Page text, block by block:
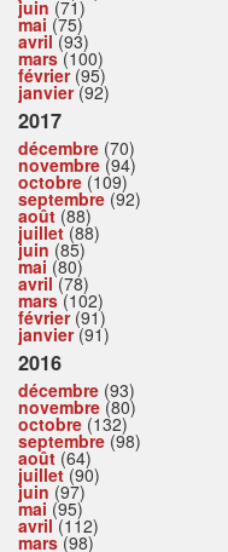
juin (71)
mai (75)
avril(93)
mars(100)
février(95)
janvier(92)
2017
décembre (70)
novembre (94)
octobre (109)
septembre (92)
août (88)
juillet(88)
juin (85)
mai (80)
avril(78)
mars(102)
février(91)
janvier(91)
2016
décembre (93)
novembre (80)
octobre (132)
septembre (98)
août (64)
juillet(90)
juin (97)
mai (95)
avril(112)
mars(98)